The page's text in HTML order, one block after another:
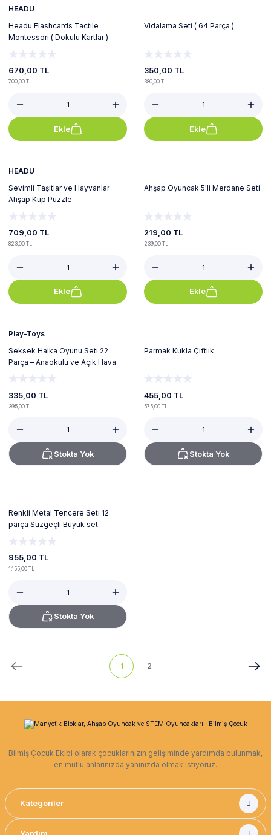
HEADU
Headu Flashcards Tactile
Montessori ( Dokulu Kartlar )
670,00 TL
700,00 TL
Ekle
Vidalama Seti ( 64 Parça )
350,00 TL
380,00 TL
Ekle
HEADU
Sevimli Taşıtlar ve Hayvanlar
Ahşap Küp Puzzle
709,00 TL
823,00 TL
Ekle
Ahşap Oyuncak 5'li Merdane Seti
219,00 TL
239,00 TL
Ekle
Play-Toys
Seksek Halka Oyunu Seti 22
Parça – Anaokulu ve Açık Hava
Bahçe Aktivite Eğitim Çemberi 27
Cm
335,00 TL
395,00 TL
Stokta Yok
Parmak Kukla Çiftlik
455,00 TL
575,00 TL
Stokta Yok
Renkli Metal Tencere Seti 12
parça Süzgeçli Büyük set
955,00 TL
1.155,00 TL
Stokta Yok
1 2
Bilmiş Çocuk Ekibi olarak çocuklarınızın gelişiminde yardımda bulunmak,
en mutlu anlarınızda yanınızda olmak istiyoruz.
Kategoriler